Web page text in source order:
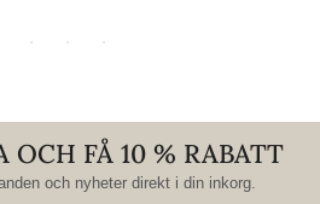
OCH FÅ 10 % RABATT
och nyheter direkt i din inkorg.